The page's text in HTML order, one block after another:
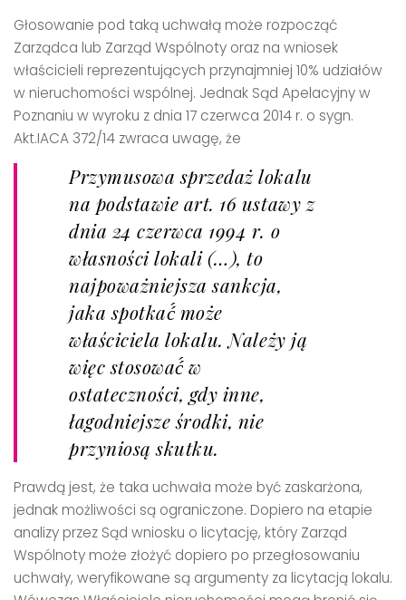
Głosowanie pod taką uchwałą może rozpocząć
Zarządca lub Zarząd Wspólnoty oraz na wniosek
właścicieli reprezentujących przynajmniej 10% udziałów
w nieruchomości wspólnej. Jednak Sąd Apelacyjny w
Poznaniu w wyroku z dnia 17 czerwca 2014 r. o sygn.
Akt.IACA 372/14 zwraca uwagę, że
Przymusowa sprzedaż lokalu
na podstawie art. 16 ustawy z
dnia 24 czerwca 1994 r. o
własności lokali (…), to
najpoważniejsza sankcja,
jaka spotkać́ może
właściciela lokalu. Należy ją
więc stosować́ w
ostateczności, gdy inne,
łagodniejsze środki, nie
przyniosą skutku.
Prawdą jest, że taka uchwała może być zaskarżona,
jednak możliwości są ograniczone. Dopiero na etapie
analizy przez Sąd wniosku o licytację, który Zarząd
Wspólnoty może złożyć dopiero po przegłosowaniu
uchwały, weryfikowane są argumenty za licytacją lokalu.